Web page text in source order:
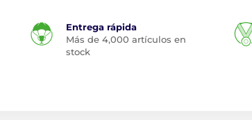
Entrega rápida
Más de 4,000 artículos en
stock